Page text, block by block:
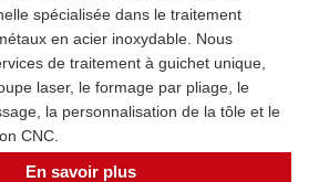
spécialisée dans le traitement
en acier inoxydable. Nous
de traitement à guichet unique,
laser, le formage par pliage, le
la personnalisation de la tôle et le
CNC.
En savoir plus